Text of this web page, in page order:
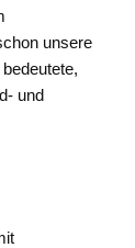
unsere
und